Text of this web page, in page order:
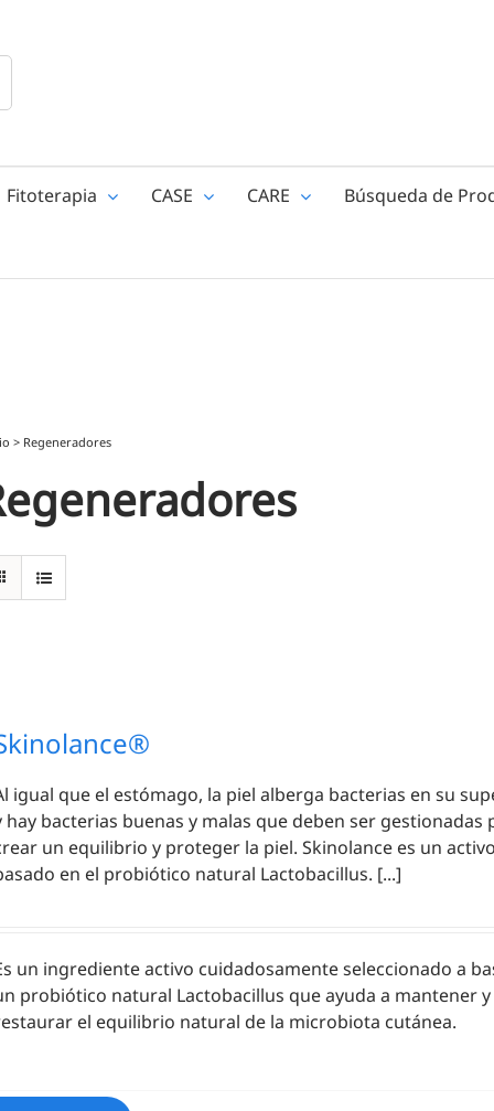
Fitoterapia CASE CARE Búsqueda de
> Regeneradores
igual que el estómago, la piel alberga bacterias en su
hay bacterias buenas y malas que deben ser gestionadas
un equilibrio y proteger la piel. Skinolance es un activo
en el probiótico natural Lactobacillus. [...]
un ingrediente activo cuidadosamente seleccionado a
probiótico natural Lactobacillus que ayuda a mantener y
el equilibrio natural de la microbiota cutánea.